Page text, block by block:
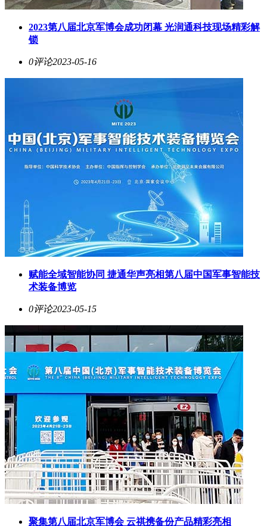
2023第八届北京军博会成功闭幕 光润通科技现场精彩解
锁
0评论2023-05-16
赋能全域智能协同 捷通华声亮相第八届中国军事智能技
术装备博览
0评论2023-05-15
聚集第八届北京军博会 云祺携备份产品精彩亮相